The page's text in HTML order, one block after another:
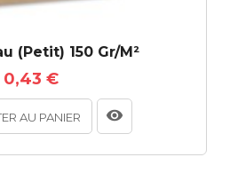
(petit) 150 Gr/m²
0,43 €
AU PANIER